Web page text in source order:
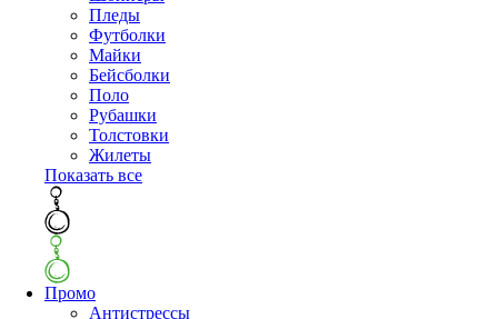
Пледы
Футболки
Майки
Бейсболки
Поло
Рубашки
Толстовки
Жилеты
Показать все
Промо
Антистрессы